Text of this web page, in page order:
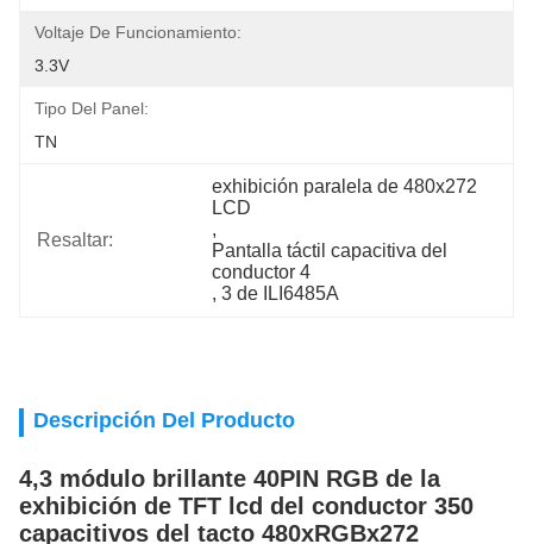
Voltaje De Funcionamiento:
3.3V
Tipo Del Panel:
TN
Resaltar:
exhibición paralela de 480x272
LCD
,
Pantalla táctil capacitiva del
conductor 4
, 3 de ILI6485A
Descripción Del Producto
4,3 módulo brillante 40PIN RGB de la
exhibición de TFT lcd del conductor 350
capacitivos del tacto 480xRGBx272